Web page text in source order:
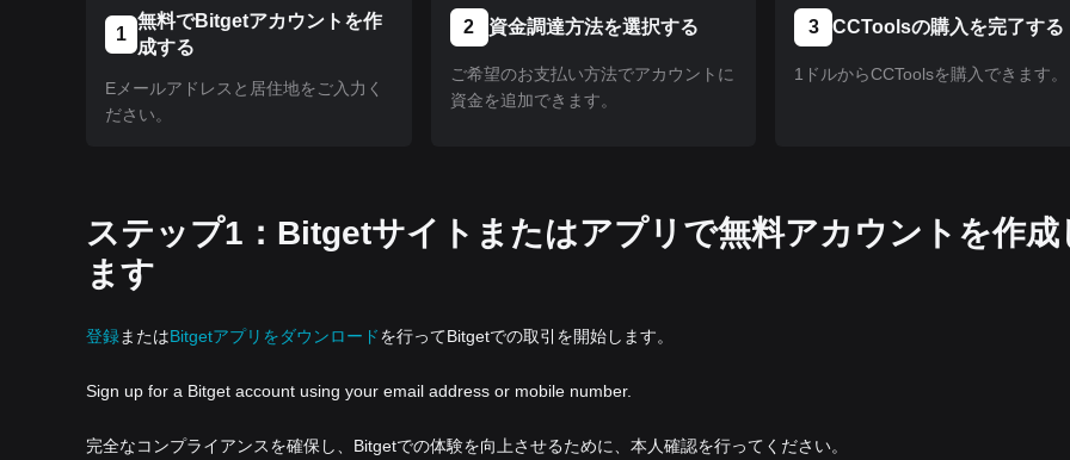
1
無料でBitgetアカウントを作
成する
Eメールアドレスと居住地をご入力く
ださい。
2 資金調達方法を選択する
ご希望のお支払い方法でアカウントに
資金を追加できます。
3 CCToolsの購入を完了する
1ドルからCCToolsを購入できます。
ステップ1：Bitgetサイトまたはアプリで無料アカウントを作成
ます
登録またはBitgetアプリをダウンロードを行ってBitgetでの取引を開始します。
Sign up for a Bitget account using your email address or mobile number.
完全なコンプライアンスを確保し、Bitgetでの体験を向上させるために、本人確認を行ってください。